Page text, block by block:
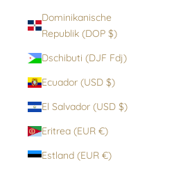
Dominikanische
Republik (DOP $)
Dschibuti (DJF Fdj)
Ecuador (USD $)
El Salvador (USD $)
Eritrea (EUR €)
Estland (EUR €)